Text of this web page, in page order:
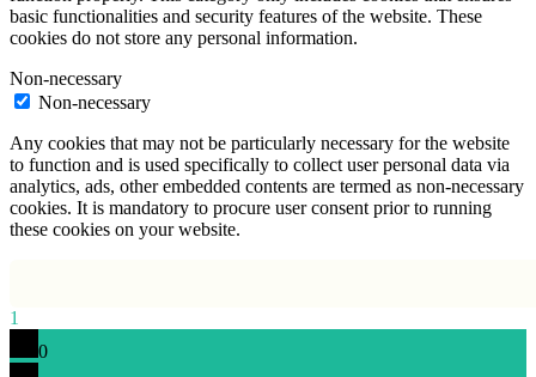
basic functionalities and security features of the website. These
cookies do not store any personal information.
Non-necessary
Non-necessary
Any cookies that may not be particularly necessary for the website
to function and is used specifically to collect user personal data via
analytics, ads, other embedded contents are termed as non-necessary
cookies. It is mandatory to procure user consent prior to running
these cookies on your website.
1
0